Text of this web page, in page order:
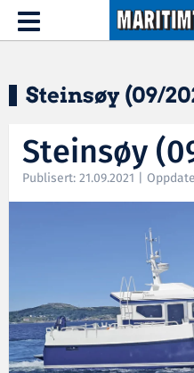
Hopp til hovedinnhold
Toggle
navigation
Steinsøy (09/
Steinsøy
Publisert: 21.09.2021 |